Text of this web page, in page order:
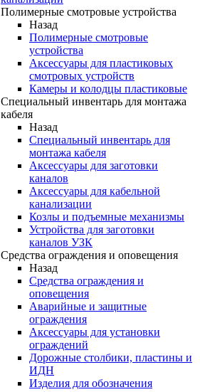
Полимерные смотровые устройства
Назад
Полимерные смотровые
устройства
Аксессуары для пластиковых
смотровых устройств
Камеры и колодцы пластиковые
Специальный инвентарь для монтажа
кабеля
Назад
Специальный инвентарь для
монтажа кабеля
Аксессуары для заготовки
каналов
Аксессуары для кабельной
канализации
Козлы и подъемные механизмы
Устройства для заготовки
каналов УЗК
Средства ограждения и оповещения
Назад
Средства ограждения и
оповещения
Аварийные и защитные
ограждения
Аксессуары для установки
ограждений
Дорожные столбики, пластины и
ИДН
Изделия для обозначения